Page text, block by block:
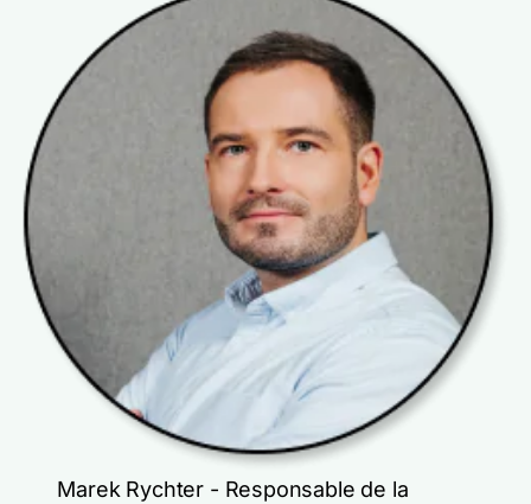
Marek Rychter - Responsable de la